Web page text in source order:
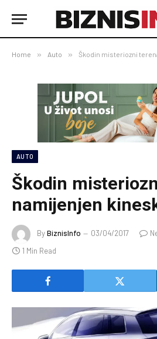
Home » Auto » Škodin misteriozni
AUTO
Škodin
namijenjen
ByBiznisInfo 03/04/2017
1 Min Read